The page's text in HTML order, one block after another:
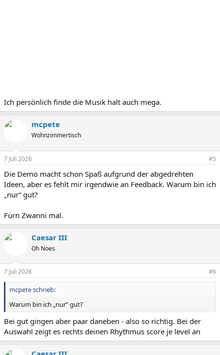
Ich persönlich finde die Musik halt auch mega.
mcpete
Wohnzimmertisch
7 Juli 2026 #5
Die Demo macht schon Spaß aufgrund der abgedrehten
Ideen, aber es fehlt mir irgendwie an Feedback. Warum bin ich
„nur“ gut?
Fürn Zwanni mal.
Caesar III
Oh Noes
7 Juli 2026 #6
mcpete schrieb:
Warum bin ich „nur“ gut?
Bei gut gingen aber paar daneben - also so richtig. Bei der
Auswahl zeigt es rechts deinen Rhythmus score je level an